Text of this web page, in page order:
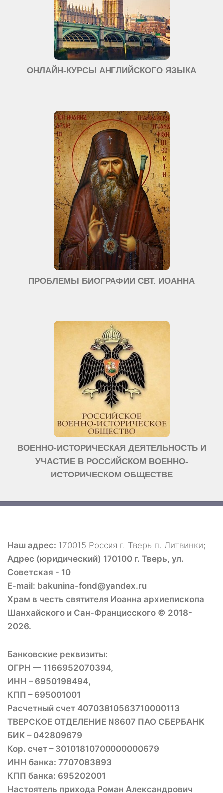
ОНЛАЙН-КУРСЫ АНГЛИЙСКОГО ЯЗЫКА
ПРОБЛЕМЫ БИОГРАФИИ СВТ. ИОАННА
ВОЕННО-ИСТОРИЧЕСКАЯ ДЕЯТЕЛЬНОСТЬ И
УЧАСТИЕ В РОССИЙСКОМ ВОЕННО-
ИСТОРИЧЕСКОМ ОБЩЕСТВЕ
Наш адрес: 170015 Россия г. Тверь п. Литвинки;
Адрес (юридический) 170100 г. Тверь, ул.
Советская - 10
E-mail: bakunina-fond@yandex.ru
Храм в честь святителя Иоанна архиепископа
Шанхайского и Сан-Францисского © 2018-
2026.
Банковские реквизиты:
ОГРН — 1166952070394,
ИНН – 6950198494,
КПП – 695001001
Расчетный счет 40703810563710000113
ТВЕРСКОЕ ОТДЕЛЕНИЕ N8607 ПАО СБЕРБАНК
БИК – 042809679
Кор. счет – 30101810700000000679
ИНН банка: 7707083893
КПП банка: 695202001
Настоятель прихода Роман Александрович